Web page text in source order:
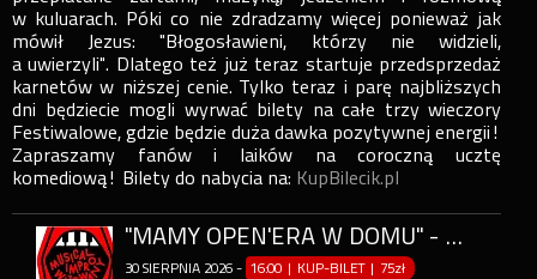
w kuluarach. Póki co nie zdradzamy więcej ponieważ jak
mówił Jezus: "Błogosławieni, którzy nie widzieli,
a uwierzyli". Dlatego też już teraz startuje przedsprzedaż
karnetów w niższej cenie. Tylko teraz i parę najbliższych
dni będziecie mogli wyrwać bilety na całe trzy wieczory
Festiwalowe, gdzie będzie duża dawka pozytywnej energii!
Zapraszamy fanów i laików na coroczną ucztę
komediową! Bilety do nabycia na: KupBilecik.pl
"MAMY OPEN'ERA W DOMU" - MUSICAL IMPROWIZOWANY
30 SIERPNIA 2026 - 16:00 | KUP-BILET | 75zł